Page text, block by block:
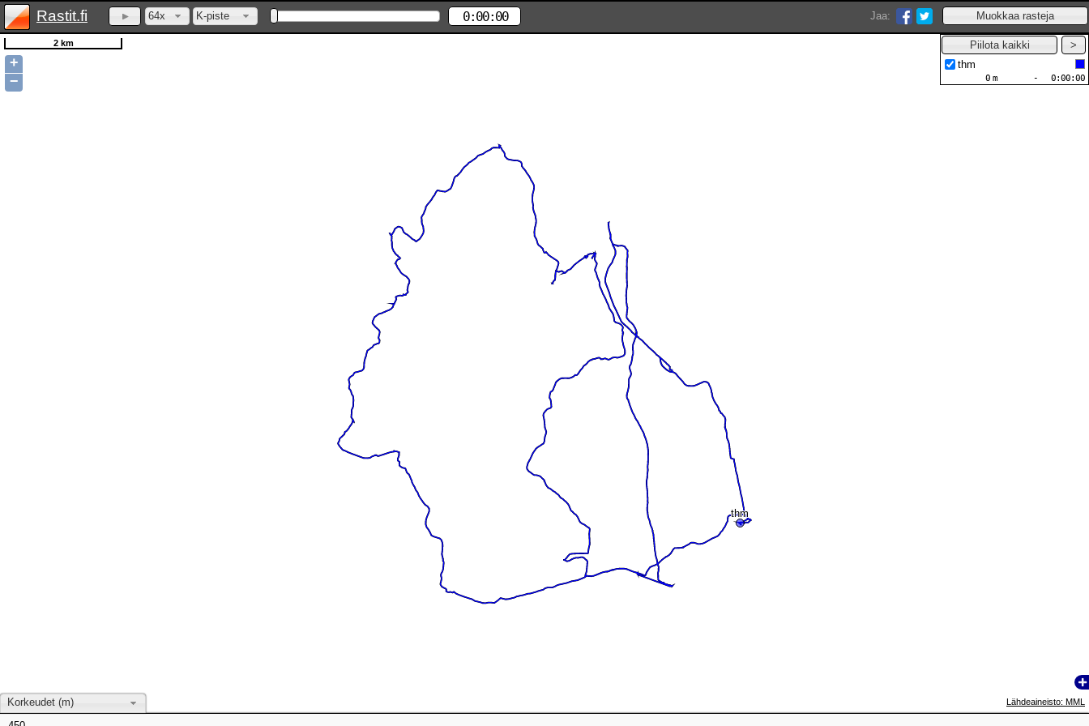
thm
thm
Rastit.fi Jaa:
64x K-piste 0:00:00
thm
0:00:00
-
0 m
2 km
+
−
Lähdeaineisto: MML
Korkeudet (m)